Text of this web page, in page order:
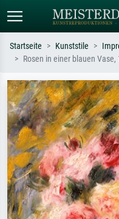
Suchen Sie nach Künstlern,
oder Stilen – z.B. Monet,
Sternennacht, Impressionismus,
Hokusai, Akt.
Startseite Kunststile
Rosen in einer blauen Vase,